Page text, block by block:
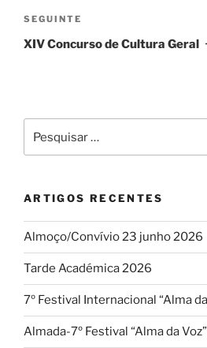
Conteúdo
seguinte
SEGUINTE
XIV Concurso de Cultura Geral
por:
ARTIGOS RECENTES
Almoço/Convívio 23 junho 2026
Tarde Académica 2026
7º Festival Internacional “Alma
Almada-7º Festival “Alma da